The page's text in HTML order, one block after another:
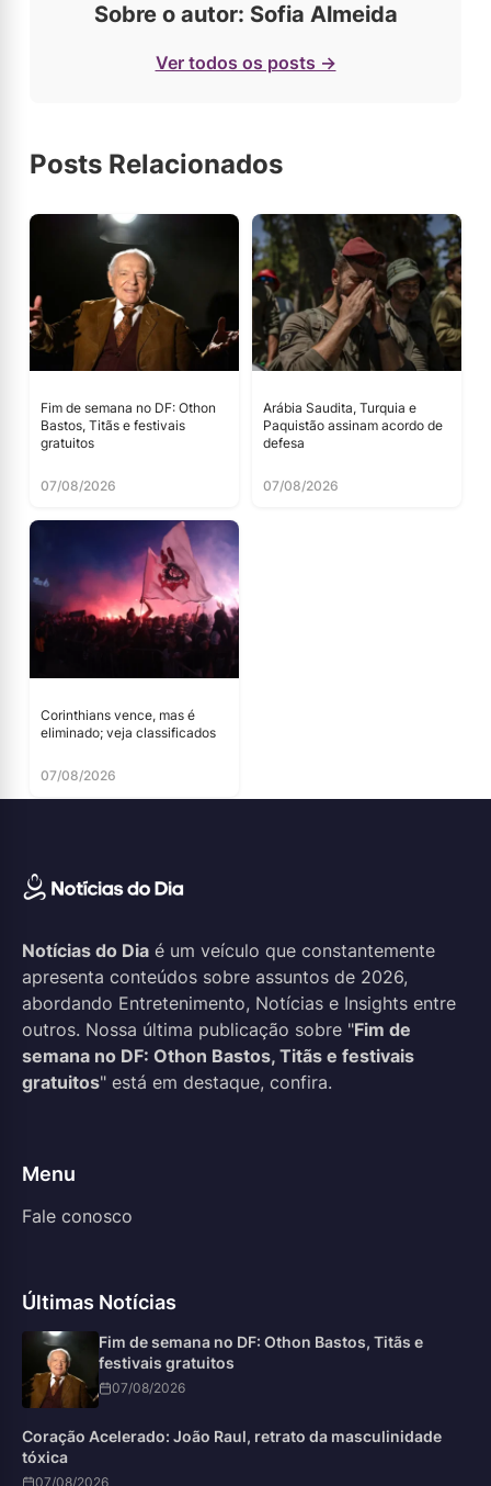
Sobre o autor: Sofia Almeida
Ver todos os posts →
Posts Relacionados
Fim de semana no DF: Othon
Bastos, Titãs e festivais
gratuitos
07/08/2026
Arábia Saudita, Turquia e
Paquistão assinam acordo de
defesa
07/08/2026
Corinthians vence, mas é
eliminado; veja classificados
07/08/2026
Notícias do Dia é um veículo que constantemente
apresenta conteúdos sobre assuntos de 2026,
abordando Entretenimento, Notícias e Insights entre
outros. Nossa última publicação sobre "Fim de
semana no DF: Othon Bastos, Titãs e festivais
gratuitos" está em destaque, confira.
Menu
Fale conosco
Últimas Notícias
Fim de semana no DF: Othon Bastos, Titãs e
festivais gratuitos
07/08/2026
Coração Acelerado: João Raul, retrato da masculinidade
tóxica
07/08/2026